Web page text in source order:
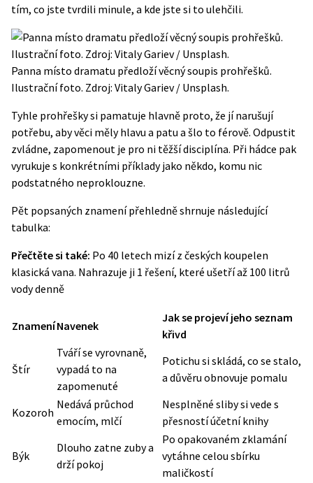
tím, co jste tvrdili minule, a kde jste si to ulehčili.
Panna místo dramatu předloží věcný soupis prohřešků.
Ilustrační foto. Zdroj: Vitaly Gariev / Unsplash.
Tyhle prohřešky si pamatuje hlavně proto, že jí narušují
potřebu, aby věci měly hlavu a patu a šlo to férově. Odpustit
zvládne, zapomenout je pro ni těžší disciplína. Při hádce pak
vyrukuje s konkrétními příklady jako někdo, komu nic
podstatného neproklouzne.
Pět popsaných znamení přehledně shrnuje následující
tabulka:
Přečtěte si také: Po 40 letech mizí z českých koupelen
klasická vana. Nahrazuje ji 1 řešení, které ušetří až 100 litrů
vody denně
ZnameníNavenek
Jak se projeví jeho seznam
křivd
Štír
Tváří se vyrovnaně,
vypadá to na
zapomenuté
Potichu si skládá, co se stalo,
a důvěru obnovuje pomalu
Kozoroh
Nedává průchod
emocím, mlčí
Nesplněné sliby si vede s
přesností účetní knihy
Býk
Dlouho zatne zuby a
drží pokoj
Po opakovaném zklamání
vytáhne celou sbírku
maličkostí